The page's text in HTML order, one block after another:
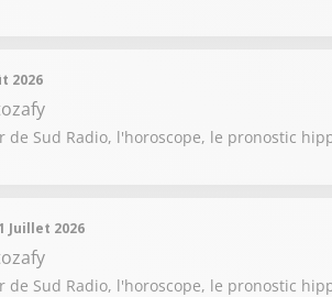
2026
de Sud Radio, l'horoscope, le pronostic
Juillet 2026
de Sud Radio, l'horoscope, le pronostic